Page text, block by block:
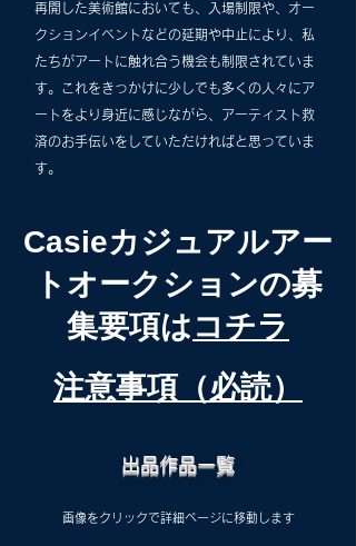
再開した美術館においても、入場制限や、オー
クションイベントなどの延期や中止により、私
たちがアートに触れ合う機会も制限されていま
す。これをきっかけに少しでも多くの人々にア
ートをより身近に感じながら、アーティスト救
済のお手伝いをしていただければと思っていま
す。
Casieカジュアルアー
トオークションの募
集要項はコチラ
​注意事項（必読）
​出品作品一覧
画像をクリックで詳細ページに移動します